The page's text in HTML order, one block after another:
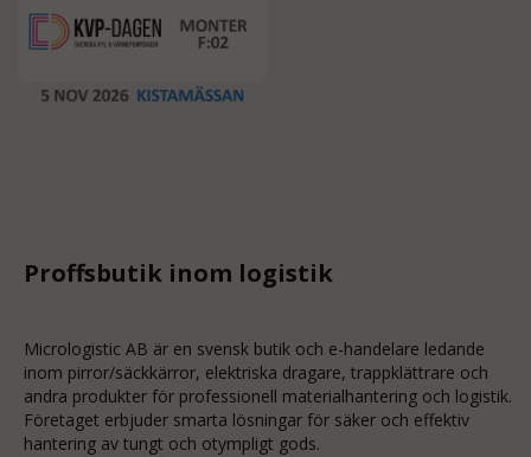
Proffsbutik inom logistik
Micrologistic AB är en svensk butik och e-handelare ledande
inom pirror/säckkärror, elektriska dragare, trappklättrare och
andra produkter för professionell materialhantering och logistik.
Företaget erbjuder smarta lösningar för säker och effektiv
hantering av tungt och otympligt gods.